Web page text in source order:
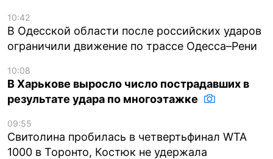
10:42
В Одесской области после российских ударов
ограничили движение по трассе Одесса–Рени
10:08
В Харькове выросло число пострадавших в
результате удара по многоэтажке
09:55
Свитолина пробилась в четвертьфинал WTA
1000 в Торонто, Костюк не удержала